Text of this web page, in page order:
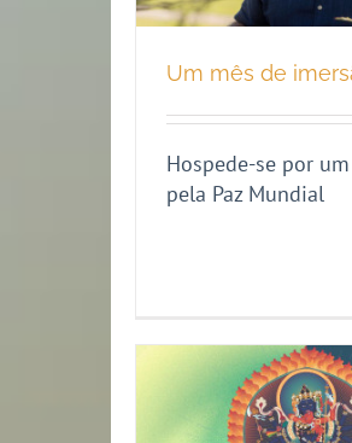
Um mês de
Hospede-se por
pela Paz Mundial